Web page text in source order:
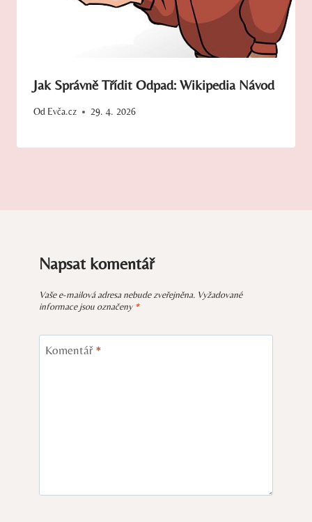
Jak Správně Třídit Odpad: Wikipedia Návod
Od Evča.cz 29. 4. 2026
Napsat komentář
Vaše e-mailová adresa nebude zveřejněna. Vyžadované
informace jsou označeny *
Komentář *